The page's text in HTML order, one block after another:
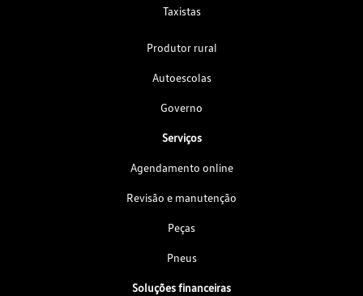
Taxistas
Produtor rural
Autoescolas
Governo
Serviços
Agendamento online
Revisão e manutenção
Peças
Pneus
Soluções financeiras